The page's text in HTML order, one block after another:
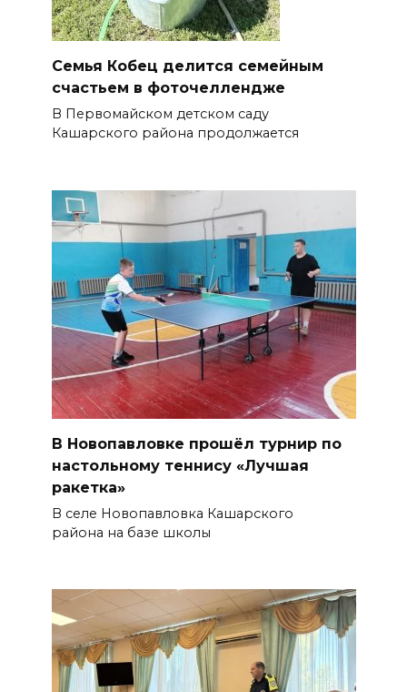
Семья Кобец делится семейным
счастьем в фоточеллендже
В Первомайском детском саду
Кашарского района продолжается
В Новопавловке прошёл турнир по
настольному теннису «Лучшая
ракетка»
В селе Новопавловка Кашарского
района на базе школы